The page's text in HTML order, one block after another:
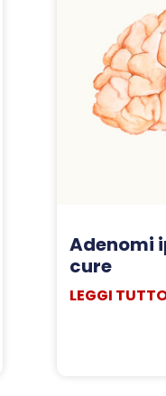
Adenomi
cure
LEGGI